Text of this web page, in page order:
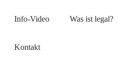
Info-Video Was ist legal?
Kontakt